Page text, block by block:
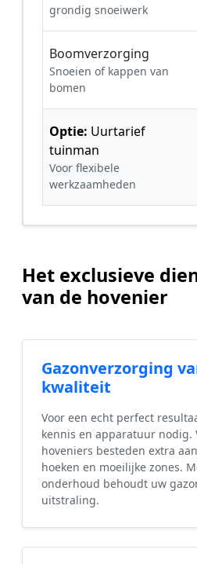
grondig snoeiwerk
Boomverzorging
Snoeien of kappen van
bomen
Optie: Uurtarief
tuinman
Voor flexibele
werkzaamheden
Het exclusieve
van de hovenier
Gazonverzorging
kwaliteit
Voor een echt perfect
kennis en apparatuur nodig.
hoveniers besteden extra
hoeken en moeilijke zones.
onderhoud behoudt uw
uitstraling.